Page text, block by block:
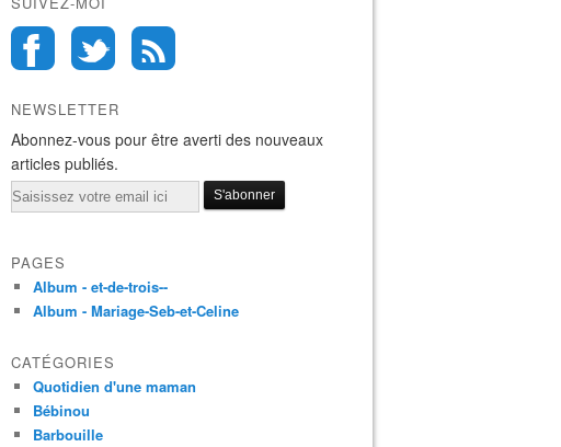
NEWSLETTER
Abonnez-vous pour être averti des nouveaux
articles publiés.
Email
PAGES
Album - et-de-trois--
Album - Mariage-Seb-et-Celine
CATÉGORIES
Quotidien d'une maman
Bébinou
Barbouille